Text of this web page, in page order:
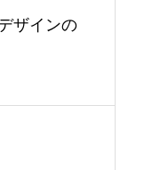
ザインの